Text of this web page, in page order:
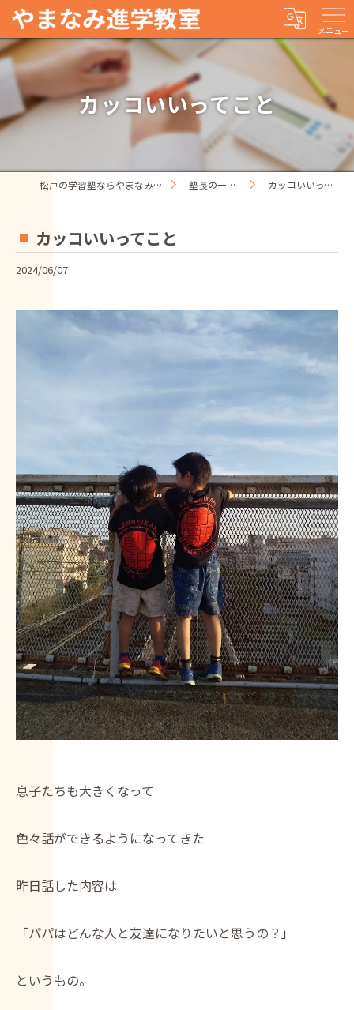
メニュー
カッコいいってこと
松戸の学習塾ならやまなみ進学教室 塾長の一人ごと カッコいいってこと
カッコいいってこと
2024/06/07
息子たちも大きくなって
色々話ができるようになってきた
昨日話した内容は
「パパはどんな人と友達になりたいと思うの？」
というもの。